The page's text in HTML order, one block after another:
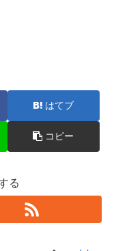
はてブ
コピー
る